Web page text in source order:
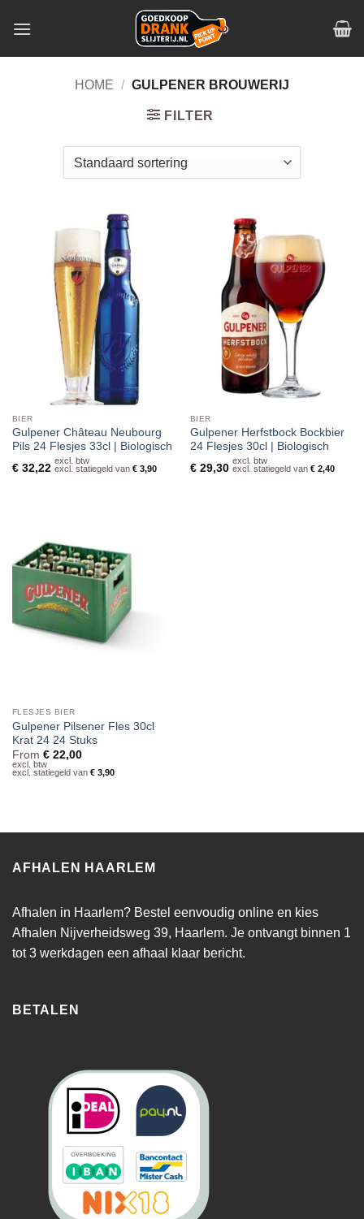
HOME / GULPENER BROUWERIJ
FILTER
BIER
Gulpener Château Neubourg
Pils 24 Flesjes 33cl | Biologisch
€32,22
excl. btw
excl. statiegeld van €3,90
BIER
Gulpener Herfstbock Bockbier
24 Flesjes 30cl | Biologisch
€29,30
excl. btw
excl. statiegeld van €2,40
FLESJES BIER
Gulpener Pilsener Fles 30cl
Krat 24 24 Stuks
From €22,00
excl. btw
excl. statiegeld van €3,90
AFHALEN HAARLEM
Afhalen in Haarlem? Bestel eenvoudig online en kies
Afhalen Nijverheidsweg 39, Haarlem. Je ontvangt binnen 1
tot 3 werkdagen een afhaal klaar bericht.
BETALEN